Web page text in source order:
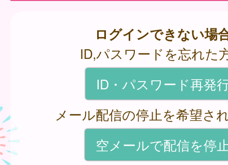
ログインできない場
ID,パスワードを忘れた
ID・パスワード再発
メール配信の停止を希望さ
空メールで配信を停